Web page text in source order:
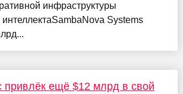
инфраструктуры
интеллектаSambaNova Systems
ещё $12 млрд в свой